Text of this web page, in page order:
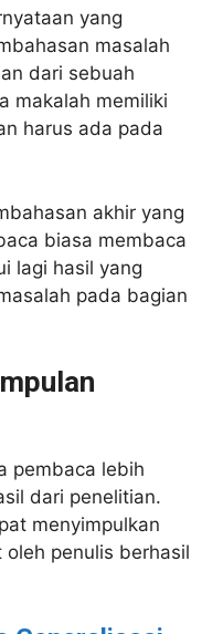
yang
masalah
dari sebuah
makalah memiliki
harus ada pada
akhir yang
biasa membaca
lagi hasil yang
pada bagian
pembaca lebih
dari penelitian.
menyimpulkan
penulis berhasil